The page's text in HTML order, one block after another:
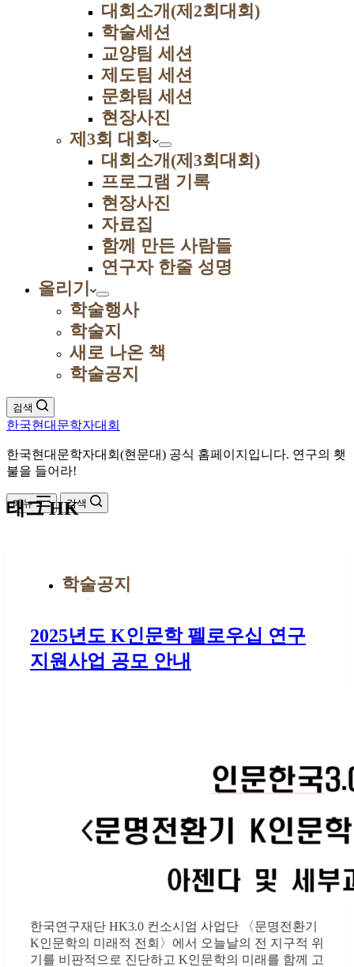
대회소개(제2회대회)
학술세션
교양팀 세션
제도팀 세션
문화팀 세션
현장사진
제3회 대회
대회소개(제3회대회)
프로그램 기록
현장사진
자료집
함께 만든 사람들
연구자 한줄 성명
올리기
학술행사
학술지
새로 나온 책
학술공지
검색
한국현대문학자대회
한국현대문학자대회(현문대) 공식 홈페이지입니다. 연구의 횃
불을 들어라!
메뉴 검색
태그HK
학술공지
2025년도 K인문학 펠로우십 연구
지원사업 공모 안내
한국연구재단 HK3.0 컨소시엄 사업단 〈문명전환기
K인문학의 미래적 전회〉에서 오늘날의 전 지구적 위
기를 비판적으로 진단하고 K인문학의 미래를 함께 고